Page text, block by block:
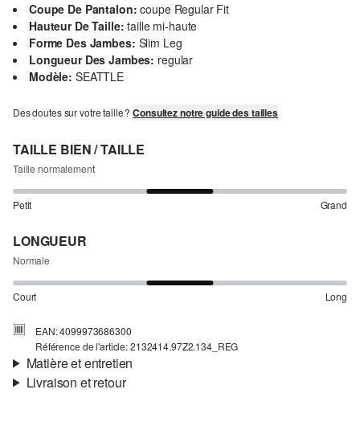
Coupe De Pantalon: coupe Regular Fit
Hauteur De Taille: taille mi-haute
Forme Des Jambes: Slim Leg
Longueur Des Jambes: regular
Modèle: SEATTLE
Des doutes sur votre taille ?Consultez notre guide des tailles
TAILLE BIEN / TAILLE
Taille normalement
Petit Grand
LONGUEUR
Normale
Court Long
EAN: 4099973686300
Référence de l'article: 2132414.97Z2.134_REG
Matière et entretien
Livraison et retour